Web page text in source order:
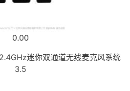
0.00
迷你双通道无线麦克风系统
3.5